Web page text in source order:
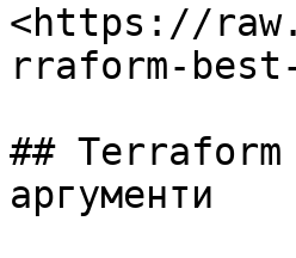
<https://
rraform-
## Terraform
аргументи